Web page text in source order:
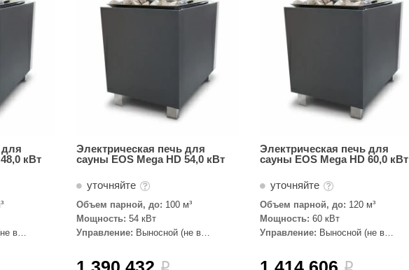
для
кВт
в
Электрическая печь для
сауны EOS Mega HD 54,0 кВт
уточняйте
Объем парной, до: 100 м³
Мощность: 54 кВт
Управление: Выносной (не в
i
Электрическая печь для
сауны EOS Mega HD 60,0 кВт
уточняйте
Объем парной, до: 120 м³
Мощность: 60 кВт
Управление: Выносной (не в
i